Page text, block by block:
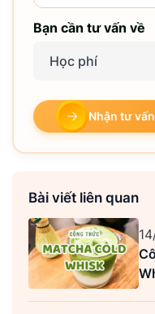
Bạn cần tư vấn về
Học phí
Nhận tư
Bài viết liên quan